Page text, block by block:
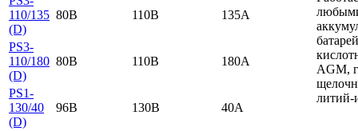
AGM,
литий-
110/135
(D)
80B 110B 135A
PS3-
110/180
(D)
80B 110B 180A
PS1-
130/40
(D)
96B 130B 40A